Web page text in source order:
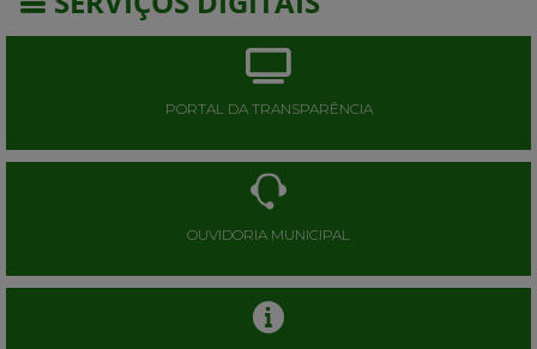
PORTAL DA TRANSPARÊNCIA
OUVIDORIA MUNICIPAL